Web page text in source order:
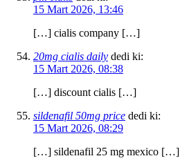
15 Mart 2026, 13:46
[…] cialis company […]
20mg cialis daily dedi ki:
15 Mart 2026, 08:38
[…] discount cialis […]
sildenafil 50mg price dedi ki:
15 Mart 2026, 08:29
[…] sildenafil 25 mg mexico […]